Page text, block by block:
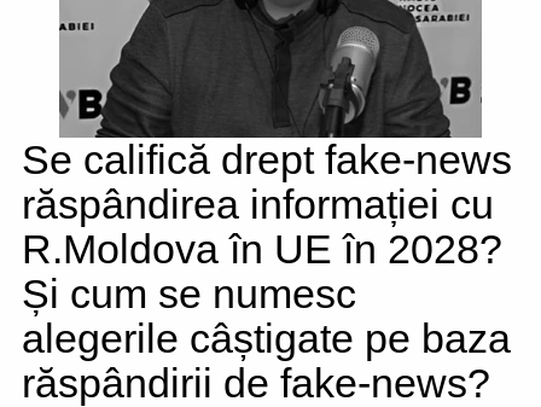
Se califică drept fake-news
răspândirea informației cu
R.Moldova în UE în 2028?
Și cum se numesc
alegerile câștigate pe baza
răspândirii de fake-news?